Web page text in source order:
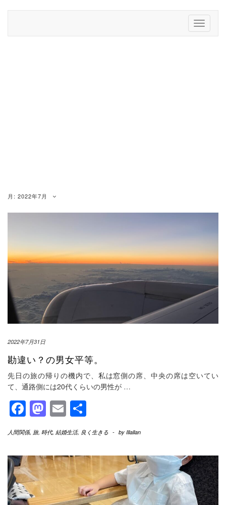
Toggle
月: 2022年7月
2022年7月31日
勘違い？の男女平等。
先日の旅の帰りの機内で、私は窓側の席、中央の席は空いてい
て、通路側には20代くらいの男性が …
Facebook
Mastodon
Email
有
人間関係, 旅, 時代, 結婚生活, 良く生きる - by Illallan